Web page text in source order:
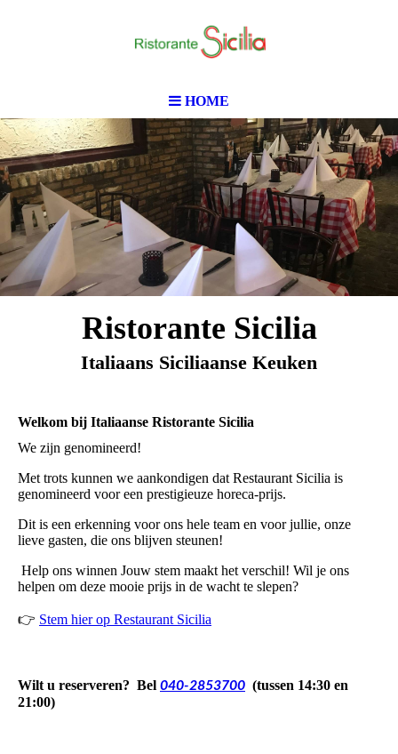
HOME
Ristorante Sicilia
Italiaans Siciliaanse Keuken
Welkom bij Italiaanse Ristorante Sicilia
We zijn genomineerd!
Met trots kunnen we aankondigen dat Restaurant Sicilia is
genomineerd voor een prestigieuze horeca-prijs.
Dit is een erkenning voor ons hele team en voor jullie, onze
lieve gasten, die ons blijven steunen!
Help ons winnen Jouw stem maakt het verschil! Wil je ons
helpen om deze mooie prijs in de wacht te slepen?
👉 Stem hier op Restaurant Sicilia
Wilt u reserveren? Bel 040-2853700 (tussen 14:30 en
21:00)